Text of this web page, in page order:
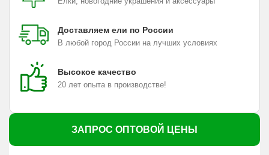
Доставляем ели по России
В любой город России на лучших условиях
Высокое качество
20 лет опыта в производстве!
ЗАПРОС ОПТОВОЙ ЦЕНЫ